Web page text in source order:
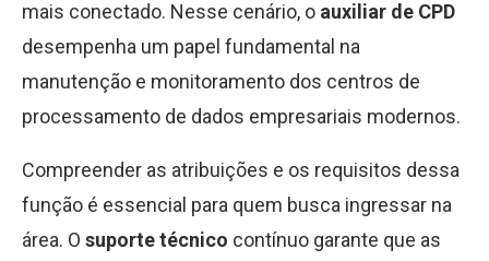
mais conectado. Nesse cenário, o auxiliar de CPD
desempenha um papel fundamental na
manutenção e monitoramento dos centros de
processamento de dados empresariais modernos.
Compreender as atribuições e os requisitos dessa
função é essencial para quem busca ingressar na
área. O suporte técnico contínuo garante que as